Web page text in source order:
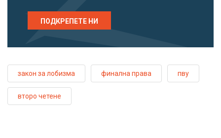
ПОДКРЕПЕТЕ НИ
закон за лобизма финална права пву
второ четене